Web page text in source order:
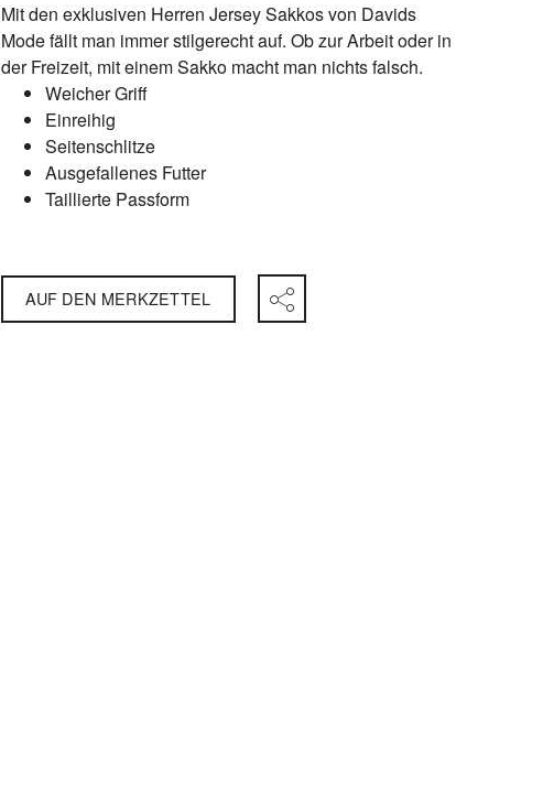
Mit den exklusiven Herren Jersey Sakkos von Davids
Mode fällt man immer stilgerecht auf. Ob zur Arbeit oder in
der Freizeit, mit einem Sakko macht man nichts falsch.
Weicher Griff
Einreihig
Seitenschlitze
Ausgefallenes Futter
Taillierte Passform
AUF DEN MERKZETTEL